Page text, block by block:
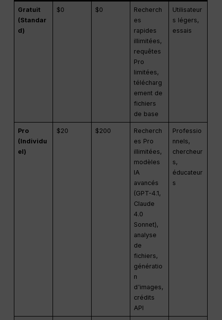
Gratuit
(Standar
d)
$0 $0
Recherch
es
rapides
illimitées,
requêtes
Pro
limitées,
télécharg
ement de
fichiers
de base
Utilisateur
s légers,
essais
Pro
(Individu
el)
$20 $200
Recherch
es Pro
illimitées,
modèles
IA
avancés
(GPT-4.1,
Claude
4.0
Sonnet),
analyse
de
fichiers,
génératio
n
d'images,
crédits
API
Professio
nnels,
chercheur
s,
éducateur
s